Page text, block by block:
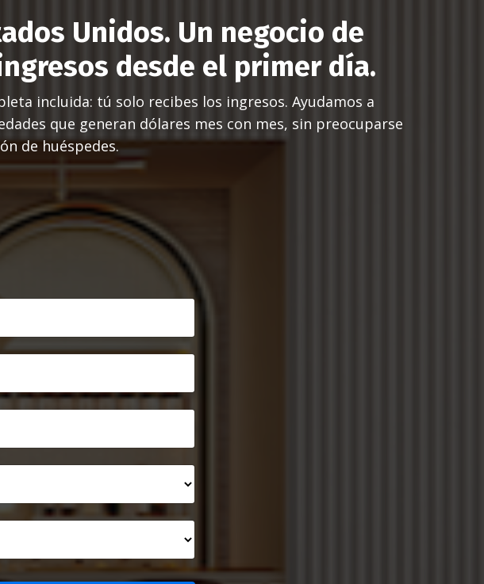
Unidos. Un negocio de
desde el primer día.
incluida: tú solo recibes los ingresos. Ayudamos a
que generan dólares mes con mes, sin preocuparse
de huéspedes.